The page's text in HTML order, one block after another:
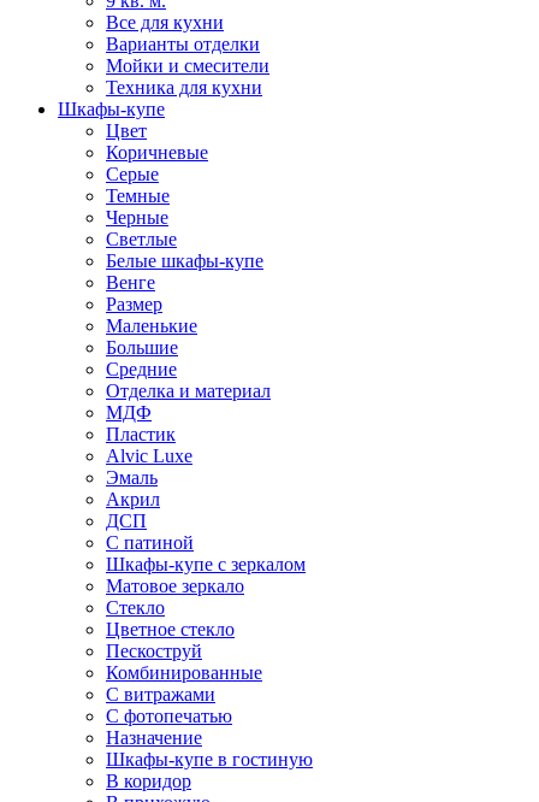
Все для кухни
Варианты отделки
Мойки и смесители
Техника для кухни
Шкафы-купе
Цвет
Коричневые
Серые
Темные
Черные
Светлые
Белые шкафы-купе
Венге
Размер
Маленькие
Большие
Средние
Отделка и материал
МДФ
Пластик
Alvic Luxe
Эмаль
Акрил
ДСП
С патиной
Шкафы-купе с зеркалом
Матовое зеркало
Стекло
Цветное стекло
Пескоструй
Комбинированные
С витражами
С фотопечатью
Назначение
Шкафы-купе в гостиную
В коридор